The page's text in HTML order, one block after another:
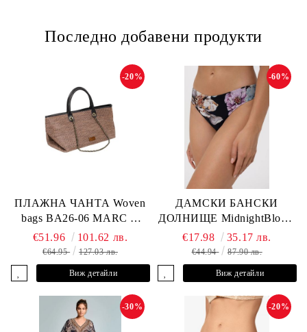
Последно добавени продукти
ПЛАЖНА ЧАНТА Woven
bags BA26-06 MARC &
ANDRE
-20%
€51.96 101.62 лв.
€64.95 127.03 лв.
Виж детайли
ДАМСКИ БАНСКИ
ДОЛНИЩЕ MidnightBloom
L2505-Z-MCR MARC &
ANDRE
-60%
€17.98 35.17 лв.
€44.94 87.90 лв.
Виж детайли
-30% -20%